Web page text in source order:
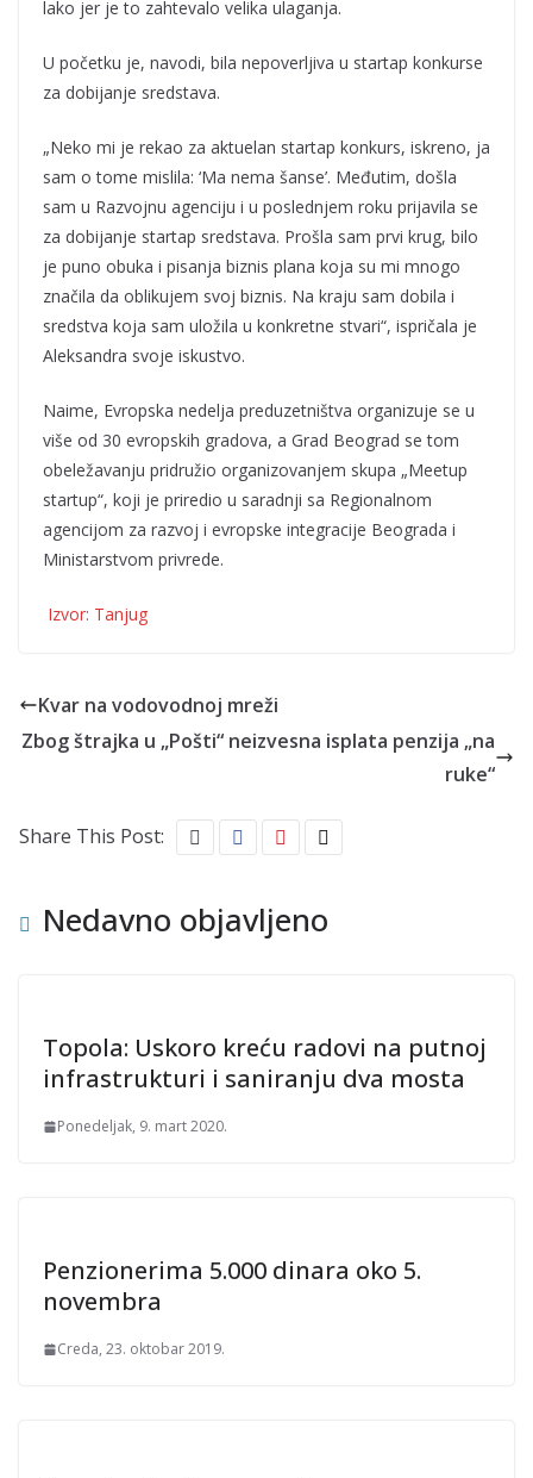
lako jer je to zahtevalo velika ulaganja.
U početku je, navodi, bila nepoverljiva u startap konkurse
za dobijanje sredstava.
„Neko mi je rekao za aktuelan startap konkurs, iskreno, ja
sam o tome mislila: ‘Ma nema šanse’. Međutim, došla
sam u Razvojnu agenciju i u poslednjem roku prijavila se
za dobijanje startap sredstava. Prošla sam prvi krug, bilo
je puno obuka i pisanja biznis plana koja su mi mnogo
značila da oblikujem svoj biznis. Na kraju sam dobila i
sredstva koja sam uložila u konkretne stvari“, ispričala je
Aleksandra svoje iskustvo.
Naime, Evropska nedelja preduzetništva organizuje se u
više od 30 evropskih gradova, a Grad Beograd se tom
obeležavanju pridružio organizovanjem skupa „Meetup
startup“, koji je priredio u saradnji sa Regionalnom
agencijom za razvoj i evropske integracije Beograda i
Ministarstvom privrede.
Izvor: Tanjug
Kvar na vodovodnoj mreži
Zbog štrajka u „Pošti“ neizvesna isplata penzija „na
ruke“
Share This Post:
Nedavno objavljeno
Topola: Uskoro kreću radovi na putnoj
infrastrukturi i saniranju dva mosta
Ponedeljak, 9. mart 2020.
Penzionerima 5.000 dinara oko 5.
novembra
Creda, 23. oktobar 2019.